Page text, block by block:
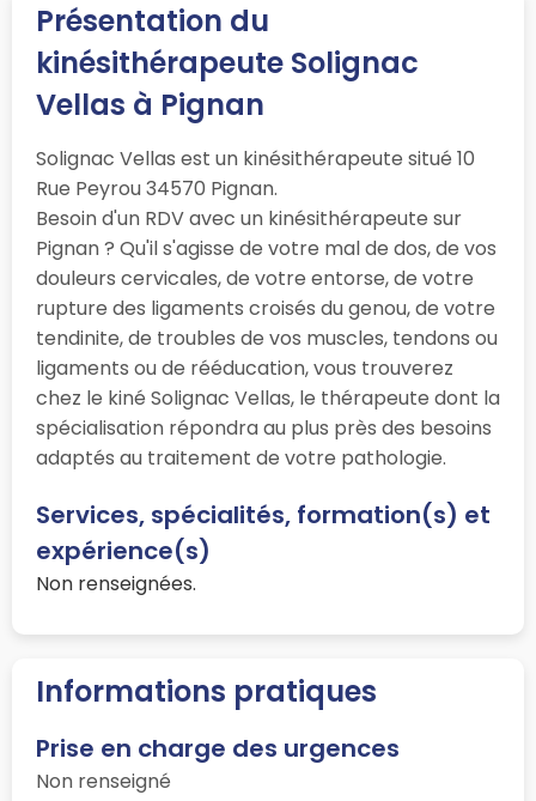
Présentation du
kinésithérapeute Solignac
Vellas à Pignan
Solignac Vellas est un kinésithérapeute situé 10
Rue Peyrou 34570 Pignan.
Besoin d'un RDV avec un kinésithérapeute sur
Pignan ? Qu'il s'agisse de votre mal de dos, de vos
douleurs cervicales, de votre entorse, de votre
rupture des ligaments croisés du genou, de votre
tendinite, de troubles de vos muscles, tendons ou
ligaments ou de rééducation, vous trouverez
chez le kiné Solignac Vellas, le thérapeute dont la
spécialisation répondra au plus près des besoins
adaptés au traitement de votre pathologie.
Services, spécialités, formation(s) et
expérience(s)
Non renseignées.
Informations pratiques
Prise en charge des urgences
Non renseigné